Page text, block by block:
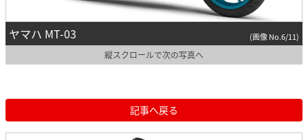
ヤマハ MT-03 (画像 No.6/11)
縦スクロールで次の写真へ
記事へ戻る